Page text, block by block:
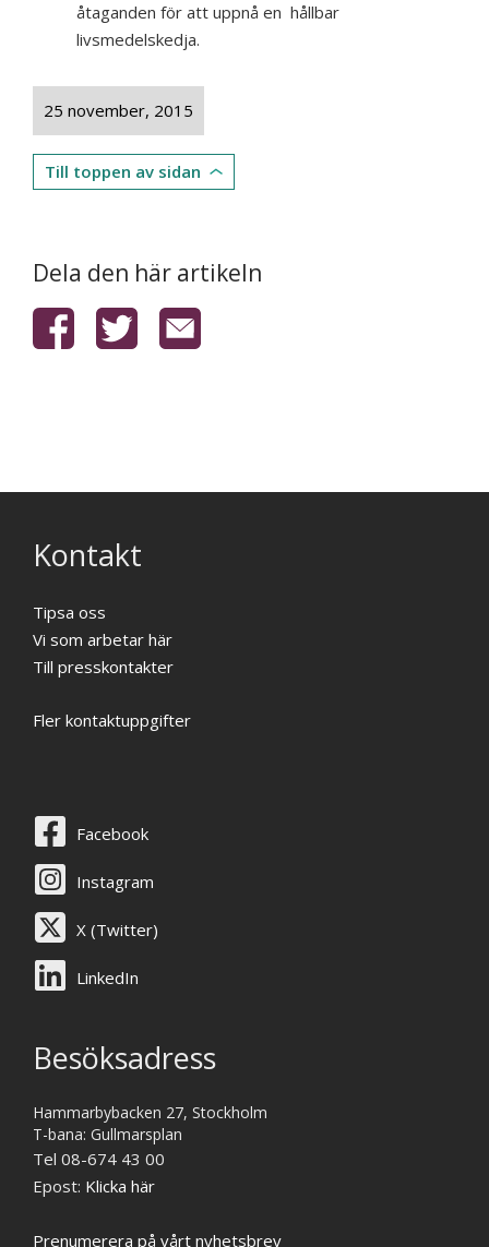
åtaganden för att uppnå en hållbar
livsmedelskedja.
25 november, 2015
Till toppen av sidan
Dela den här artikeln
Kontakt
Tipsa oss
Vi som arbetar här
Till presskontakter
Fler kontaktuppgifter
Facebook
Instagram
X (Twitter)
LinkedIn
Besöksadress
Hammarbybacken 27, Stockholm
T-bana: Gullmarsplan
Tel 08-674 43 00
Epost: Klicka här
Prenumerera på vårt nyhetsbrev